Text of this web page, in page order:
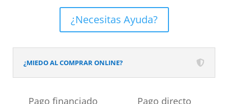
cajones
CLAIRE
con
¿Necesitas Ayuda?
¿MIEDO AL COMPRAR ONLINE?
Pago financiado Pago directo